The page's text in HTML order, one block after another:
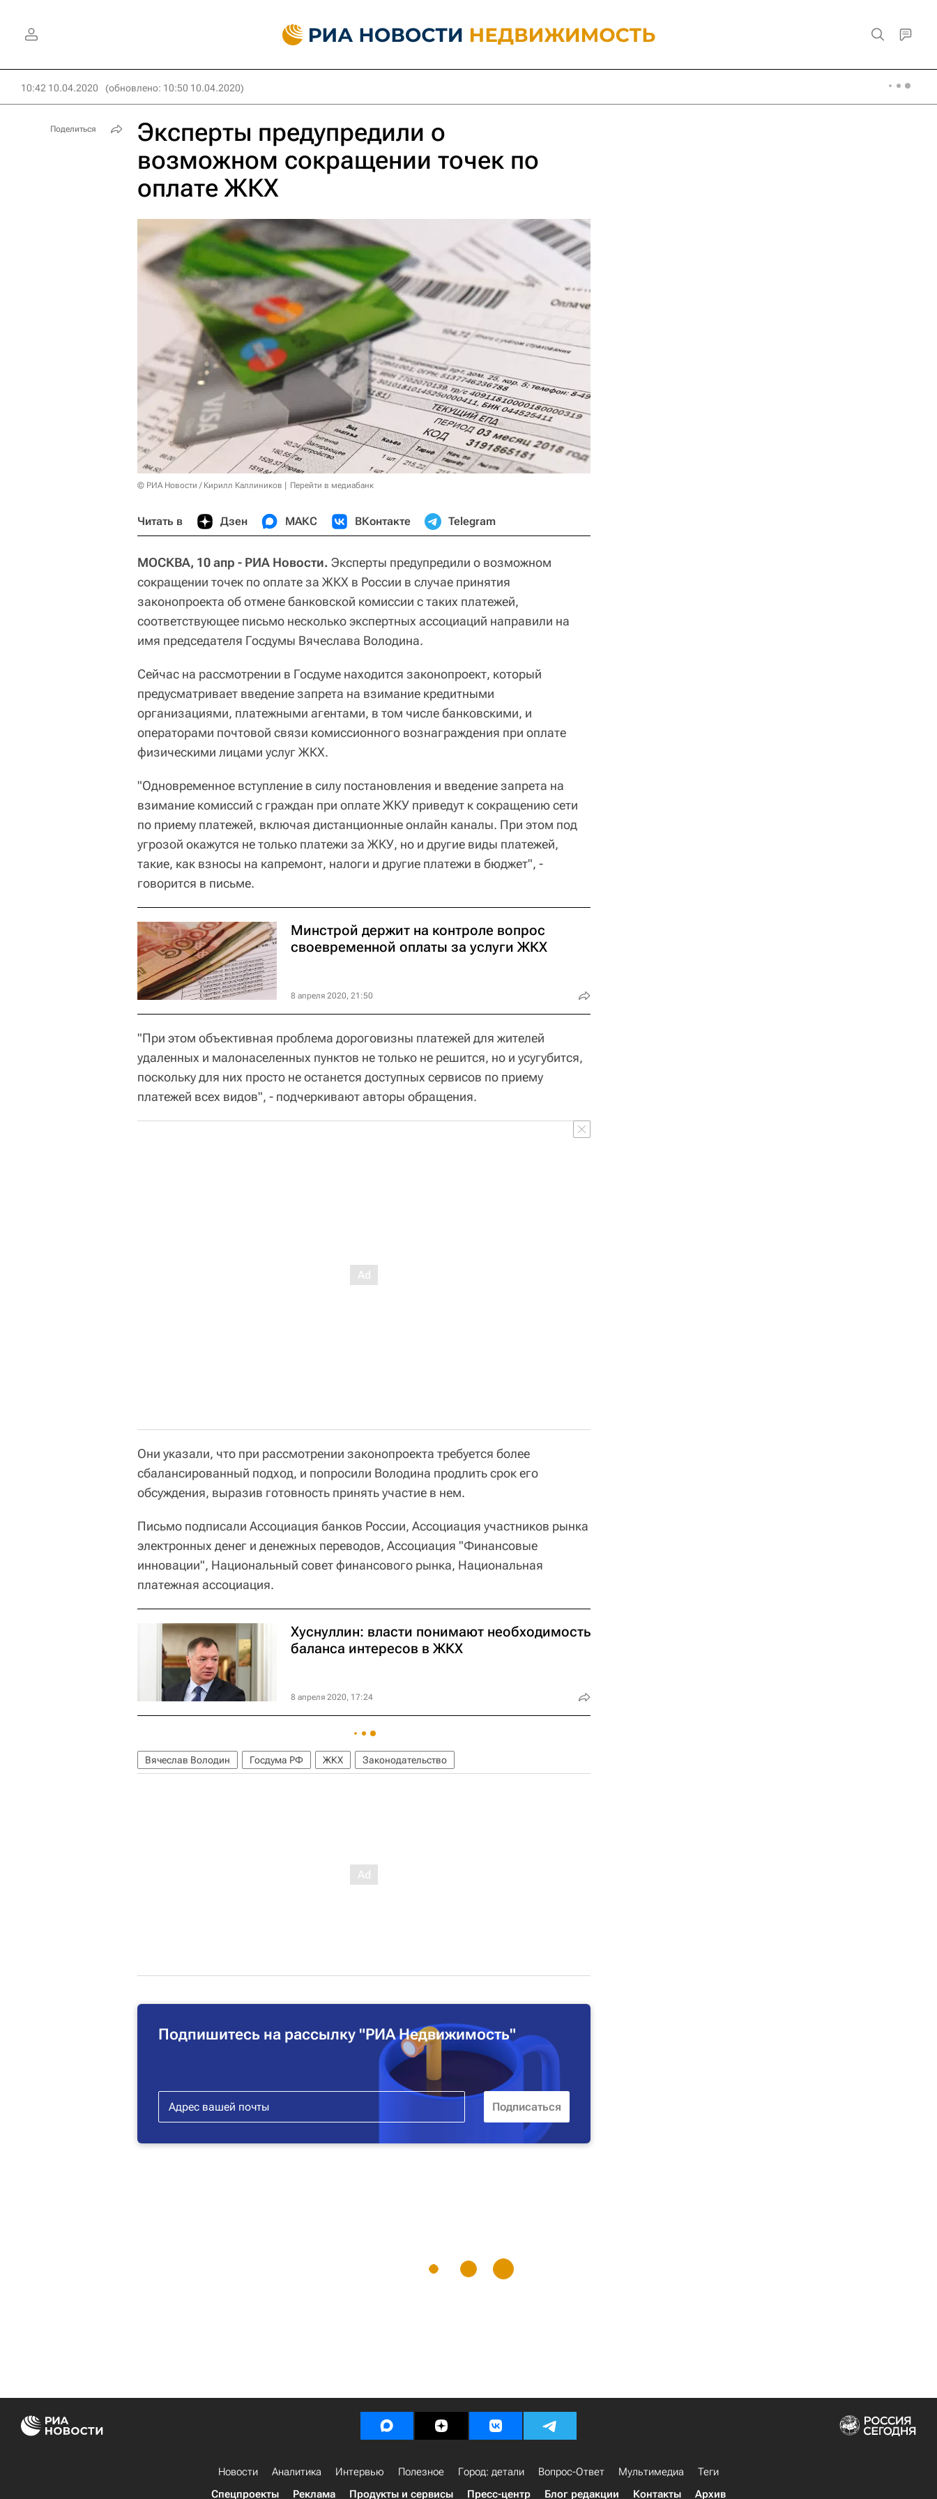
10:42 10.04.2020 (обновлено: 10:50 10.04.2020)
Эксперты предупредили о
возможном сокращении точек по
оплате ЖКХ
© РИА Новости / Кирилл Каллиников Перейти в медиабанк
Читать в Дзен МАКС ВКонтакте Telegram
МОСКВА, 10 апр - РИА Новости. Эксперты предупредили о возможном
сокращении точек по оплате за ЖКХ в России в случае принятия
законопроекта об отмене банковской комиссии с таких платежей,
соответствующее письмо несколько экспертных ассоциаций направили на
имя председателя Госдумы Вячеслава Володина.
Сейчас на рассмотрении в Госдуме находится законопроект, который
предусматривает введение запрета на взимание кредитными
организациями, платежными агентами, в том числе банковскими, и
операторами почтовой связи комиссионного вознаграждения при оплате
физическими лицами услуг ЖКХ.
"Одновременное вступление в силу постановления и введение запрета на
взимание комиссий с граждан при оплате ЖКУ приведут к сокращению сети
по приему платежей, включая дистанционные онлайн каналы. При этом под
угрозой окажутся не только платежи за ЖКУ, но и другие виды платежей,
такие, как взносы на капремонт, налоги и другие платежи в бюджет", -
говорится в письме.
Минстрой держит на контроле вопрос
своевременной оплаты за услуги ЖКХ
8 апреля 2020, 21:50
"При этом объективная проблема дороговизны платежей для жителей
удаленных и малонаселенных пунктов не только не решится, но и усугубится,
поскольку для них просто не останется доступных сервисов по приему
платежей всех видов", - подчеркивают авторы обращения.
Они указали, что при рассмотрении законопроекта требуется более
сбалансированный подход, и попросили Володина продлить срок его
обсуждения, выразив готовность принять участие в нем.
Письмо подписали Ассоциация банков России, Ассоциация участников рынка
электронных денег и денежных переводов, Ассоциация "Финансовые
инновации", Национальный совет финансового рынка, Национальная
платежная ассоциация.
Хуснуллин: власти понимают необходимость
баланса интересов в ЖКХ
8 апреля 2020, 17:24
Вячеслав Володин Госдума РФ ЖКХ Законодательство
Подпишитесь на рассылку "РИА Недвижимость"
Поделиться
Новости Аналитика Интервью Полезное Город: детали Вопрос-Ответ Мультимедиа
Теги
Спецпроекты
Реклама Продукты и сервисы Пресс-центр Блог редакции Контакты Архив